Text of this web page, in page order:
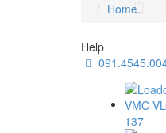
Home
Help